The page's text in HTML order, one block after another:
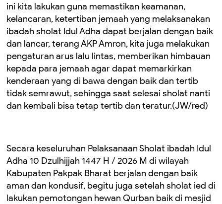
ini kita lakukan guna memastikan keamanan,
kelancaran, ketertiban jemaah yang melaksanakan
ibadah sholat Idul Adha dapat berjalan dengan baik
dan lancar, terang AKP Amron, kita juga melakukan
pengaturan arus lalu lintas, memberikan himbauan
kepada para jemaah agar dapat memarkirkan
kenderaan yang di bawa dengan baik dan tertib
tidak semrawut, sehingga saat selesai sholat nanti
dan kembali bisa tetap tertib dan teratur.(JW/red)
Secara keseluruhan Pelaksanaan Sholat ibadah Idul
Adha 10 Dzulhijjah 1447 H / 2026 M di wilayah
Kabupaten Pakpak Bharat berjalan dengan baik
aman dan kondusif, begitu juga setelah sholat ied di
lakukan pemotongan hewan Qurban baik di mesjid